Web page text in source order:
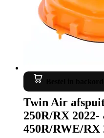
Twin Air
250R/RX
450R/RWE/RX